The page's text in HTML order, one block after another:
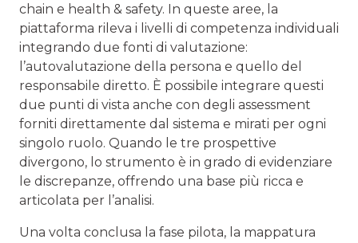
chain e health & safety. In queste aree, la
piattaforma rileva i livelli di competenza individuali
integrando due fonti di valutazione:
l’autovalutazione della persona e quello del
responsabile diretto. È possibile integrare questi
due punti di vista anche con degli assessment
forniti direttamente dal sistema e mirati per ogni
singolo ruolo. Quando le tre prospettive
divergono, lo strumento è in grado di evidenziare
le discrepanze, offrendo una base più ricca e
articolata per l’analisi.
Una volta conclusa la fase pilota, la mappatura